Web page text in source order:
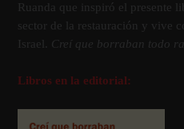
Ruanda que inspiró el presente
sector de la restauración y vive
Israel. Creí­ que borraban todo
Libros en la editorial: